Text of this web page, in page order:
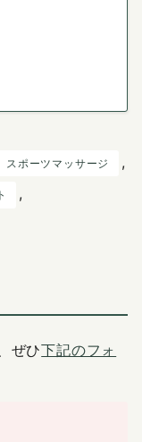
スポーツマッサージ
,
ぜひ下記のフォ